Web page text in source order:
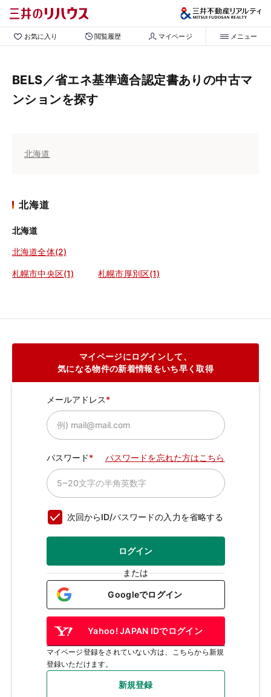
お気に入り 閲覧履歴 マイページ メニュー
BELS／省エネ基準適合認定書ありの中古マ
ンションを探す
北海道
北海道
北海道
北海道全体(2)
札幌市中央区(1) 札幌市厚別区(1)
マイページにログインして、
気になる物件の新着情報をいち早く取得
メールアドレス
パスワード パスワードを忘れた方はこちら
次回からID/パスワードの入力を省略する
ログイン
または
Googleでログイン
Yahoo! JAPAN IDでログイン
マイページ登録をされていない方は、こちらから新規
登録いただけます。
新規登録